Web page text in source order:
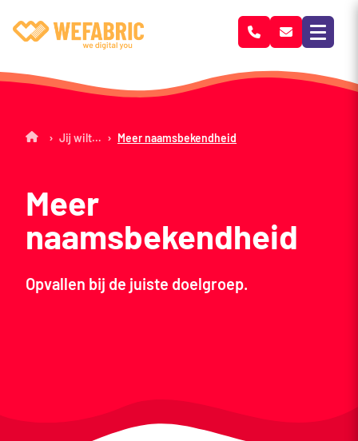
Meer
naamsbekendheid
Opvallen bij de juiste doelgroep.
› Jij wilt… › Meer naamsbekendheid